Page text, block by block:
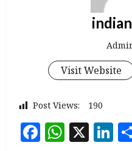
Visit Website
Post Views: 190
Facebook
X